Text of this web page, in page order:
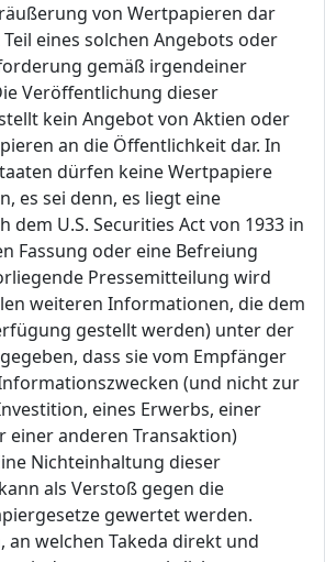
von Wertpapieren dar
eines solchen Angebots oder
gemäß irgendeiner
Veröffentlichung dieser
kein Angebot von Aktien oder
an die Öffentlichkeit dar. In
dürfen keine Wertpapiere
es sei denn, es liegt eine
dem U.S. Securities Act von 1933 in
Fassung oder eine Befreiung
Pressemitteilung wird
weiteren Informationen, die dem
gestellt werden) unter der
dass sie vom Empfänger
(und nicht zur
eines Erwerbs, einer
einer anderen Transaktion)
Nichteinhaltung dieser
als Verstoß gegen die
gewertet werden.
an welchen Takeda direkt und